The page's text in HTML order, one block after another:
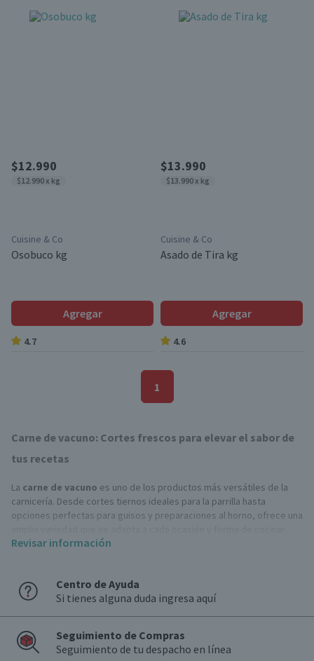
$12.990
$12.990 x kg
Cuisine & Co
Osobuco kg
Agregar
4.7
$13.990
$13.990 x kg
Cuisine & Co
Asado de Tira kg
Agregar
4.6
1
Carne de vacuno: Cortes frescos para elevar el sabor de
tus recetas
La carne de vacuno es uno de los productos más versátiles de la
carnicería. Desde cortes tiernos ideales para la parrilla hasta
opciones perfectas para guisos y preparaciones al horno, ofrece una
Existen distintos cortes que se adaptan a diferentes preparaciones
en la cocina.
Son los protagonistas de cualquier asado. Incluyen cortes como
lomo liso, lomo vetado, asiento, entraña y punta picana, que
Revisar información
Centro de Ayuda
Si tienes alguna duda ingresa aquí
Seguimiento de Compras
Seguimiento de tu despacho en línea